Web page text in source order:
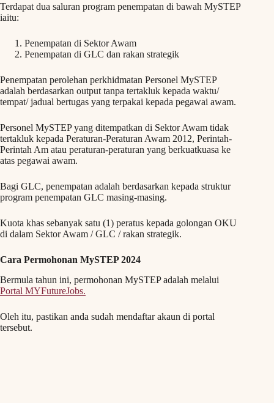
Terdapat dua saluran program penempatan di bawah MySTEP
iaitu:
Penempatan di Sektor Awam
Penempatan di GLC dan rakan strategik
Penempatan perolehan perkhidmatan Personel MySTEP
adalah berdasarkan output tanpa tertakluk kepada waktu/
tempat/ jadual bertugas yang terpakai kepada pegawai awam.
Personel MySTEP yang ditempatkan di Sektor Awam tidak
tertakluk kepada Peraturan-Peraturan Awam 2012, Perintah-
Perintah Am atau peraturan-peraturan yang berkuatkuasa ke
atas pegawai awam.
Bagi GLC, penempatan adalah berdasarkan kepada struktur
program penempatan GLC masing-masing.
Kuota khas sebanyak satu (1) peratus kepada golongan OKU
di dalam Sektor Awam / GLC / rakan strategik.
Cara Permohonan MySTEP 2024
Bermula tahun ini, permohonan MySTEP adalah melalui
Portal MYFutureJobs.
Oleh itu, pastikan anda sudah mendaftar akaun di portal
tersebut.